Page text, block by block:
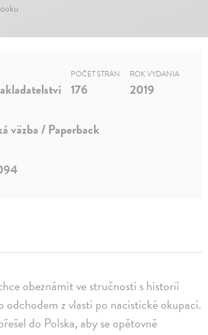
obeznámit ve stručnosti s historií
odchodem z vlasti po nacistické okupaci.
do Polska, aby se opětovně
POČET STRÁN
176
ROK VYDANIA
2019
väzba / Paperback